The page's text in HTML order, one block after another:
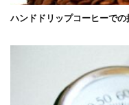
ハンドドリップコーヒーで